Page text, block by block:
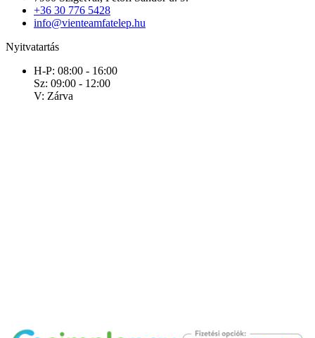
+36 30 776 5428
info@vienteamfatelep.hu
Nyitvatartás
H-P: 08:00 - 16:00
Sz: 09:00 - 12:00
V: Zárva